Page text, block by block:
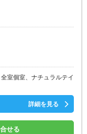
室個室、ナチュラルテイ
詳細を見る
せる